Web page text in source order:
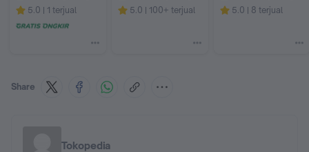
Kenikura Tour
5.0 1 terjual
Kenikura Tour
5.0 100+ terjual
Kenikura Tour
5.0 8 terjual
Share
Tokopedia